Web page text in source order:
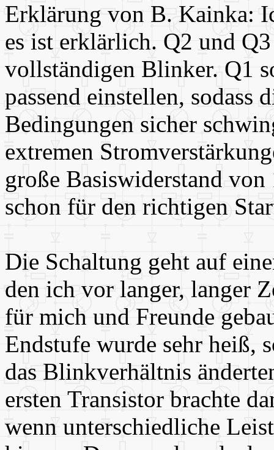
Erklärung von B. Kainka:
es ist erklärlich. Q2 und
vollständigen Blinker. Q1
passend einstellen, sodass
Bedingungen sicher
extremen
große Basiswiderstand
schon für den richtigen
Die Schaltung geht auf
den ich vor langer, langer
für mich und Freunde
Endstufe wurde sehr heiß,
das Blinkverhältnis
ersten Transistor brachte
wenn unterschiedliche